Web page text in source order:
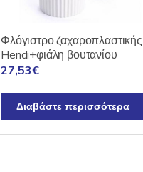
Φλόγιστρο ζαχαροπλαστικής
Hendi+φιάλη βουτανίου
27,53€
Διαβάστε περισσότερα